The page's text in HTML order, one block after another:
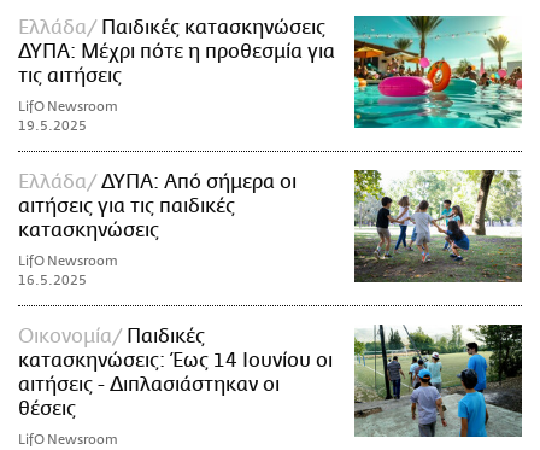
Ελλάδα
Παιδικές κατασκηνώσεις
ΔΥΠΑ: Μέχρι πότε η προθεσμία για
τις αιτήσεις
LifO Newsroom
19.5.2025
Ελλάδα
ΔΥΠΑ: Από σήμερα οι
αιτήσεις για τις παιδικές
κατασκηνώσεις
LifO Newsroom
16.5.2025
Οικονομία
Παιδικές
κατασκηνώσεις: Έως 14 Ιουνίου οι
αιτήσεις - Διπλασιάστηκαν οι
θέσεις
LifO Newsroom